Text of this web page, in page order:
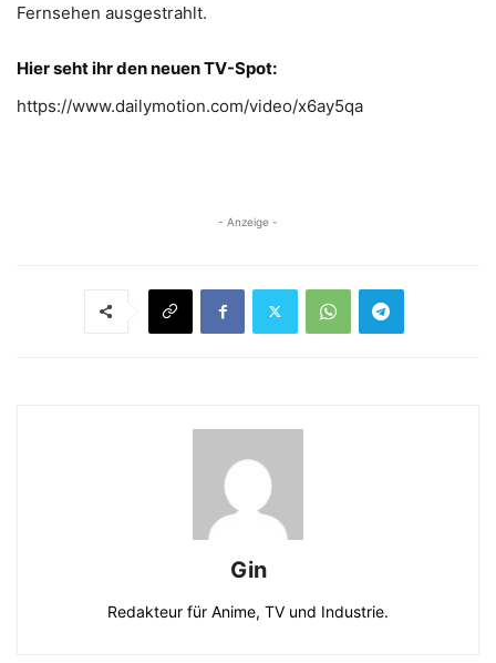
Fernsehen ausgestrahlt.
Hier seht ihr den neuen TV-Spot:
https://www.dailymotion.com/video/x6ay5qa
- Anzeige -
Gin
Redakteur für Anime, TV und Industrie.